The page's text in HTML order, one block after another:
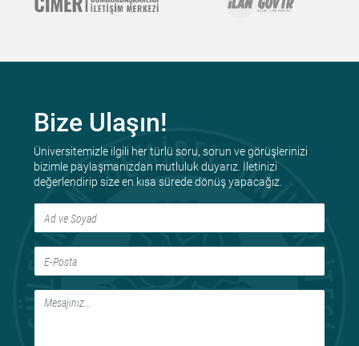
Bize Ulaşın!
Üniversitemizle ilgili her türlü soru, sorun ve görüşlerinizi
bizimle paylaşmanızdan mutluluk duyarız. İletinizi
değerlendirip size en kısa sürede dönüş yapacağız.